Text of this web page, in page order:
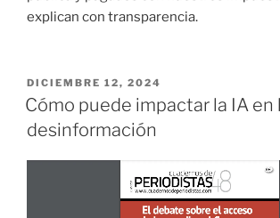
explican con transparencia.
PUBLICADO
EL
DICIEMBRE 12, 2024
Cómo puede impactar la IA en
desinformación